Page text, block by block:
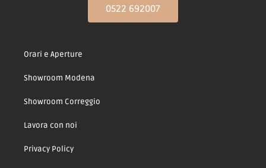
0522 692007
Orari e Aperture
Showroom Modena
Showroom Correggio
Lavora con noi
Privacy Policy